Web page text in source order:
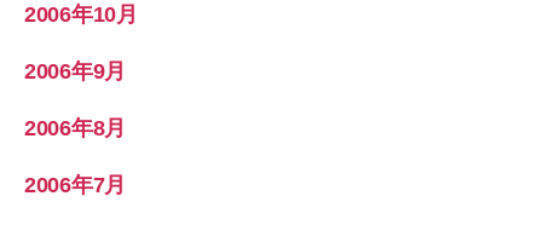
2006年10月
2006年9月
2006年8月
2006年7月